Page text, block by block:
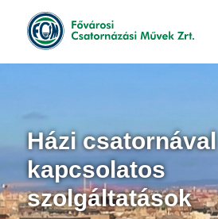
Házi csatornával
kapcsolatos
szolgáltatások